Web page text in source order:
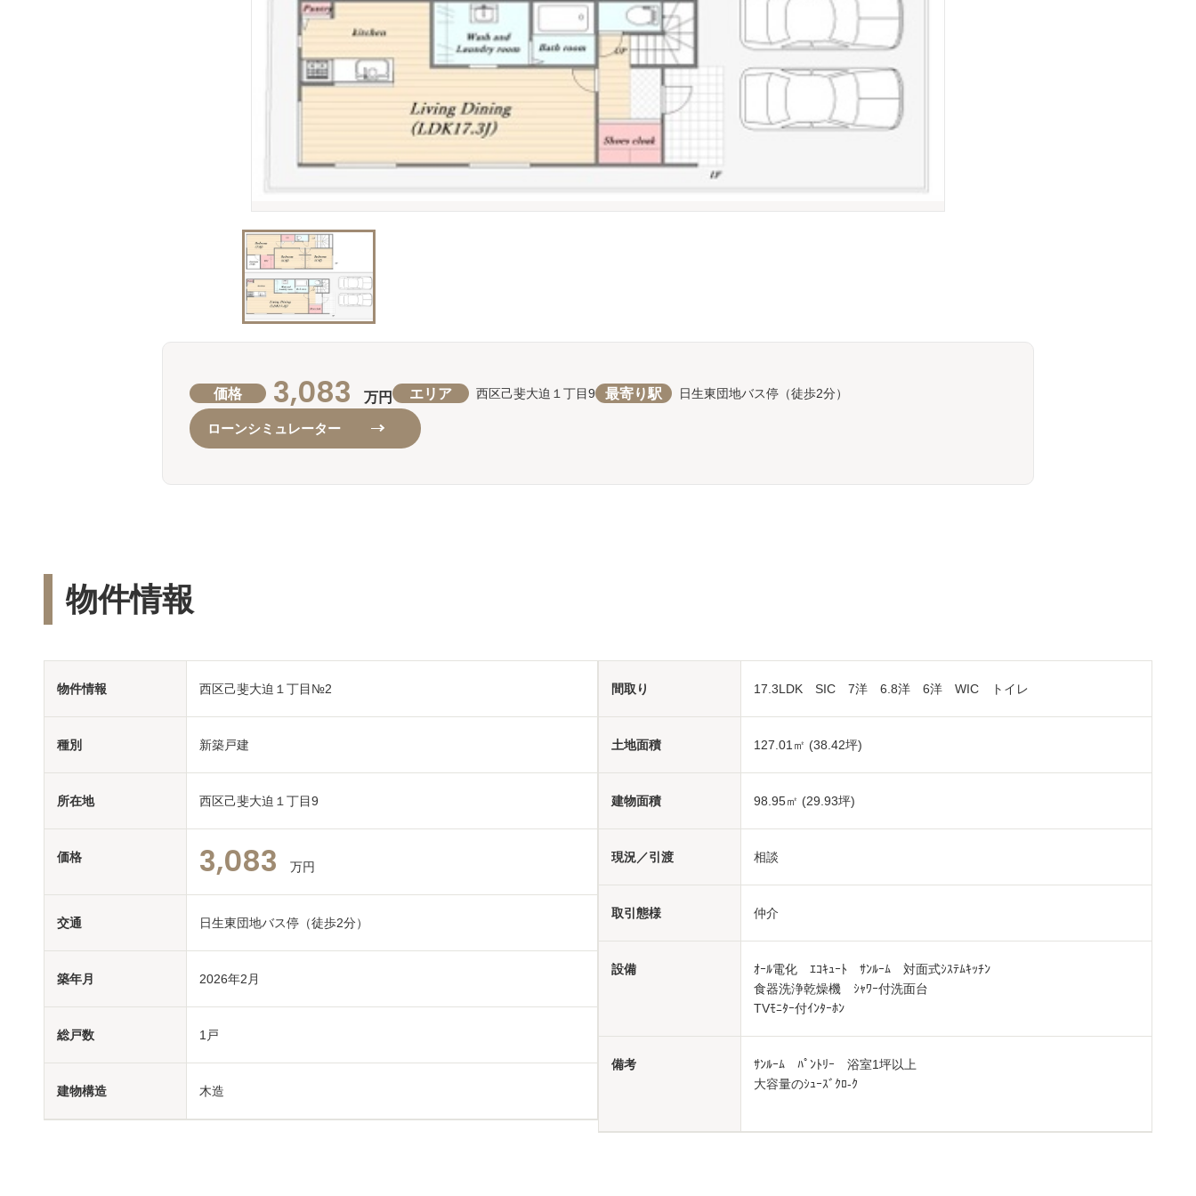
価格 3,083 万円 エリア 西区己斐大迫１丁目9 最寄り駅 日生東団地バス停（徒歩2分）
ローンシミュレーター
物件情報
物件情報 西区己斐大迫１丁目№2
種別 新築戸建
所在地 西区己斐大迫１丁目9
価格 3,083 万円
交通 日生東団地バス停（徒歩2分）
築年月 2026年2月
総戸数 1戸
建物構造 木造
間取り 17.3LDK SIC 7洋 6.8洋 6洋 WIC トイレ
土地面積 127.01 ㎡ (38.42坪)
建物面積 98.95㎡ (29.93坪)
現況／引渡 相談
取引態様 仲介
設備
ｵｰﾙ電化 ｴｺｷｭｰﾄ ｻﾝﾙｰﾑ 対面式ｼｽﾃﾑｷｯﾁﾝ
食器洗浄乾燥機 ｼｬﾜｰ付洗面台
TVﾓﾆﾀｰ付ｲﾝﾀｰﾎﾝ
備考
ｻﾝﾙｰﾑ ﾊﾟﾝﾄﾘｰ 浴室1坪以上
大容量のｼｭｰｽﾞｸﾛ-ｸ